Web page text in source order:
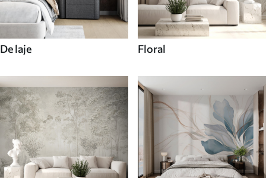
De laje Floral